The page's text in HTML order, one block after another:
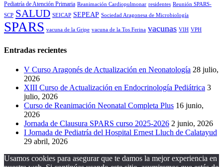
Pediatría de Atención Primaria Reanimación Cardiopulmonar residentes Reunión SPARS-
SCP SALUD SEICAP SEPEAP Sociedad Aragonesa de Microbiología
SPARS vacuna de la Gripe vacuna de la Tos Ferina vacunas VIH VPH
Entradas recientes
V Curso Aragonés de Actualización en Neonatología 28 julio,
2026
XIII Curso de Actualización en Endocrinología Pediátrica 3
julio, 2026
Curso de Reanimación Neonatal Completa Plus 16 junio,
2026
Jornada de Clausura SPARS curso 2025-2026 2 junio, 2026
I Jornada de Pediatría del Hospital Ernest Lluch de Calatayud
29 abril, 2026
Usamos cookies para asegurar que te damos la mejor experiencia en